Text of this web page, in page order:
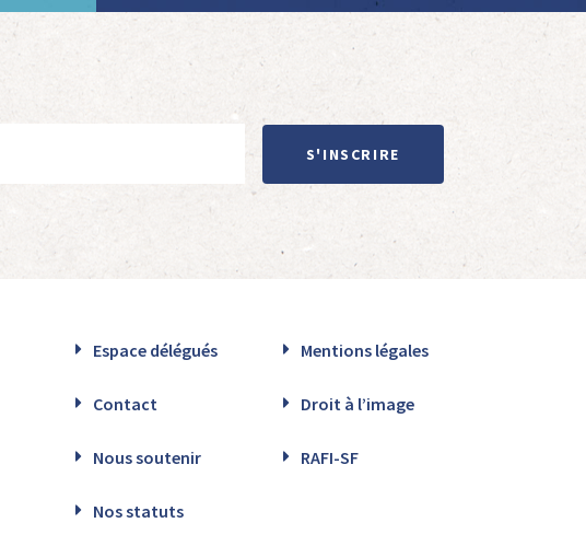
S'INSCRIRE
Espace délégués Mentions légales
Contact Droit à l’image
Nous soutenir RAFI-SF
Nos statuts